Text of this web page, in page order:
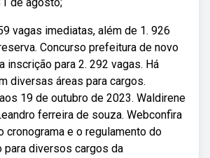
vagas imediatas, além de 1. 926
Concurso prefeitura de novo
inscrição para 2. 292 vagas. Há
diversas áreas para cargos.
19 de outubro de 2023. Waldirene
ferreira de souza. Webconfira
cronograma e o regulamento do
para diversos cargos da